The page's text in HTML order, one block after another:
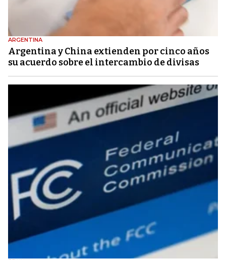
ARGENTINA
Argentina y China extienden por cinco años
su acuerdo sobre el intercambio de divisas